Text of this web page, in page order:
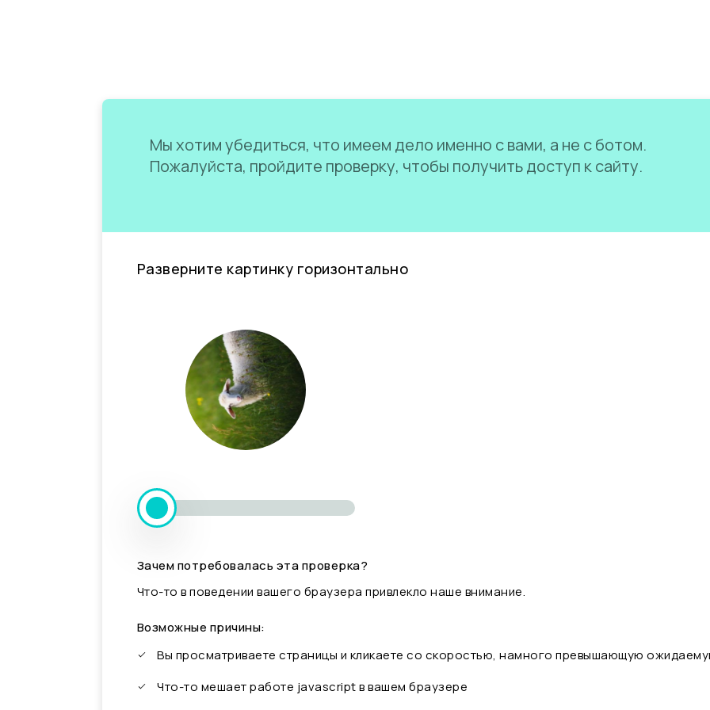
Мы хотим убедиться, что имеем дело именно с вами, а не с ботом.
Пожалуйста, пройдите проверку, чтобы получить доступ к сайту.
Разверните картинку горизонтально
Зачем потребовалась эта проверка?
Что-то в поведении вашего браузера привлекло наше внимание.
Возможные причины:
Вы просматриваете страницы и кликаете со скоростью, намного превышающую
Что-то мешает работе javascript в вашем браузере